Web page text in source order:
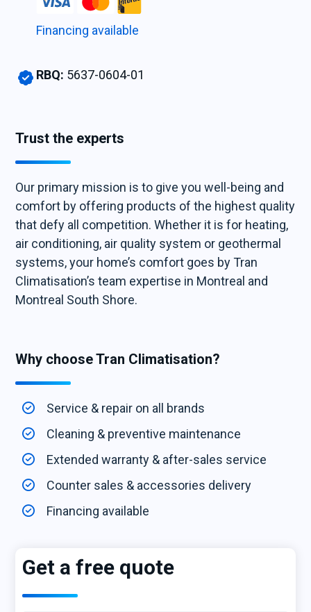
Financing available
RBQ: 5637-0604-01
Trust the experts
Our primary mission is to give you well-being and
comfort by offering products of the highest quality
that defy all competition. Whether it is for heating,
air conditioning, air quality system or geothermal
systems, your home’s comfort goes by Tran
Climatisation’s team expertise in Montreal and
Montreal South Shore.
Why choose Tran Climatisation?
Service & repair on all brands
Cleaning & preventive maintenance
Extended warranty & after-sales service
Counter sales & accessories delivery
Financing available
Get a free quote